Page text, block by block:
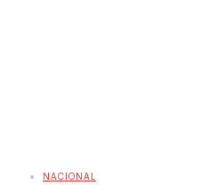
NACIONAL